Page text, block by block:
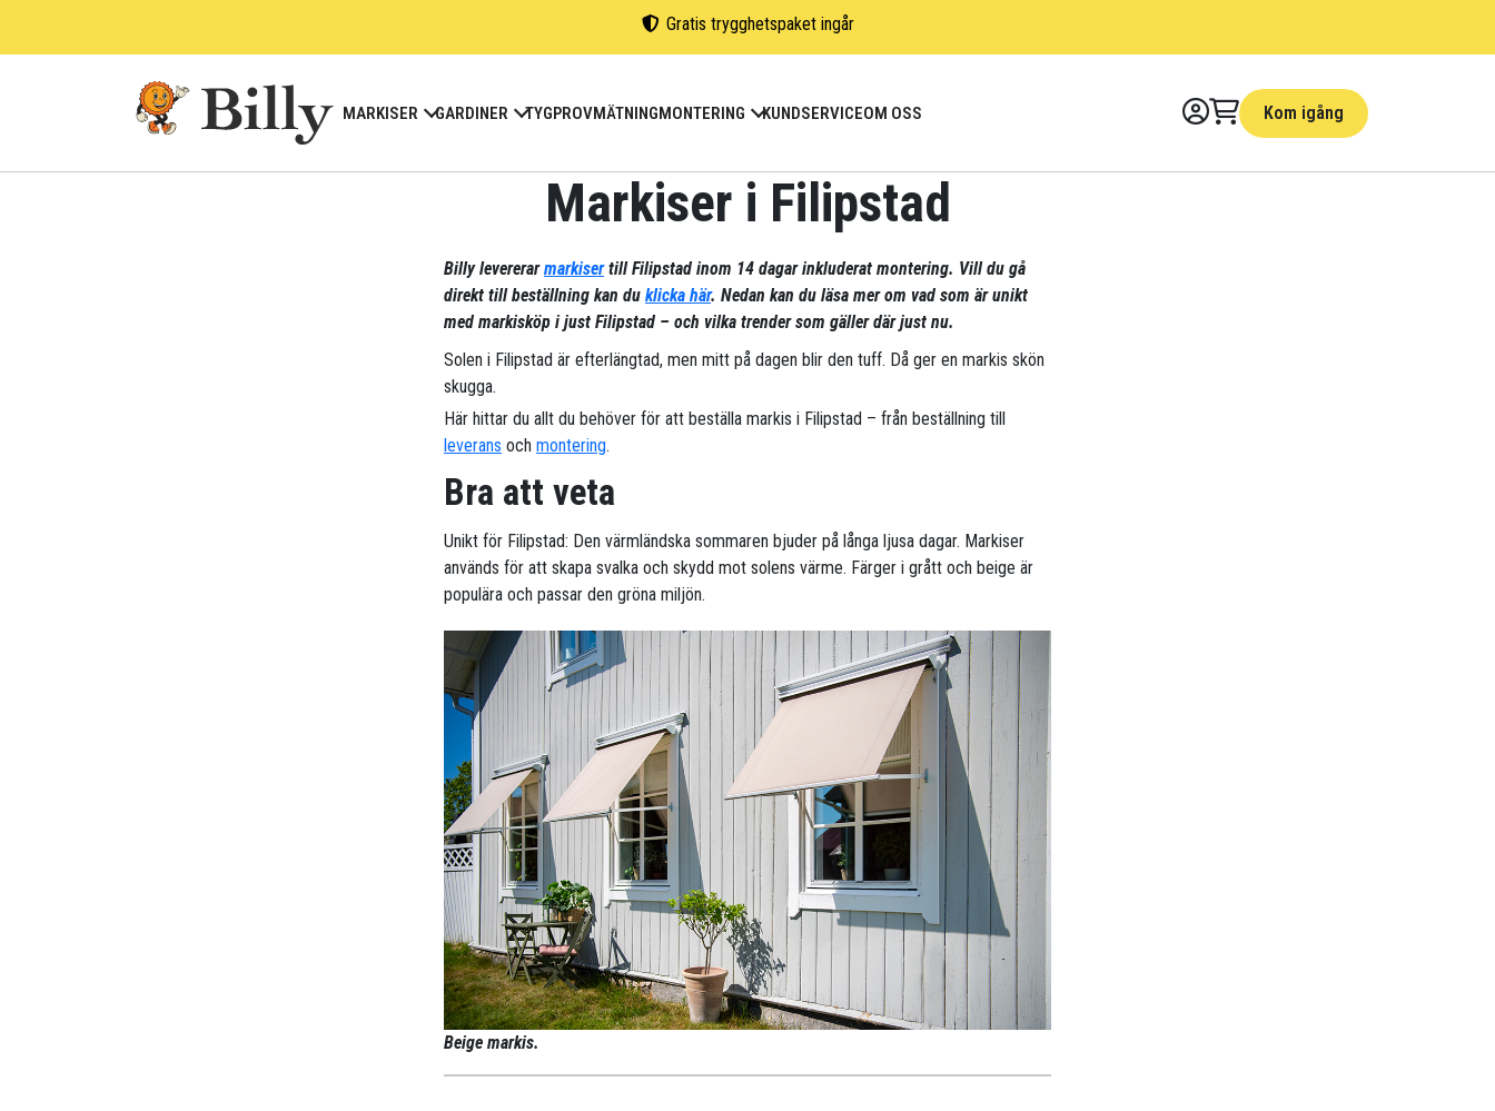
Gratis trygghetspaket ingår
MARKISER GARDINER TYGPROVMÄTNINGMONTERING KUNDSERVICEOM OSS Kom igång
Markiser i Filipstad
Billy levererarmarkisertill Filipstad inom 14 dagar inkluderat montering. Vill du gå
direkt till beställning kan du klicka här. Nedan kan du läsa mer om vad som är unikt
med markisköp i just Filipstad – och vilka trender som gäller där just nu.
Solen i Filipstad är efterlängtad, men mitt på dagen blir den tuff. Då ger en markis skön
skugga.
Här hittar du allt du behöver för att beställa markis i Filipstad – från beställning till
leverans och montering.
Bra att veta
Unikt för Filipstad: Den värmländska sommaren bjuder på långa ljusa dagar. Markiser
används för att skapa svalka och skydd mot solens värme. Färger i grått och beige är
populära och passar den gröna miljön.
Beige markis.